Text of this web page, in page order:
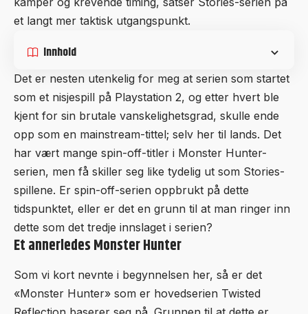
et langt mer taktisk utgangspunkt.
Innhold
Det er nesten utenkelig for meg at serien som startet
som et nisjespill på Playstation 2, og etter hvert ble
kjent for sin brutale vanskelighetsgrad, skulle ende
opp som en mainstream-tittel; selv her til lands. Det
har vært mange spin-off-titler i Monster Hunter-
serien, men få skiller seg like tydelig ut som Stories-
spillene. Er spin-off-serien oppbrukt på dette
tidspunktet, eller er det en grunn til at man ringer inn
dette som det tredje innslaget i serien?
Et annerledes Monster Hunter
Som vi kort nevnte i begynnelsen her, så er det
«Monster Hunter» som er hovedserien Twisted